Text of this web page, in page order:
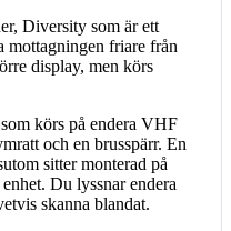
Diversity som är ett
mottagningen friare från
display, men körs
körs på endera VHF
och en brusspärr. En
sitter monterad på
Du lyssnar endera
skanna blandat.